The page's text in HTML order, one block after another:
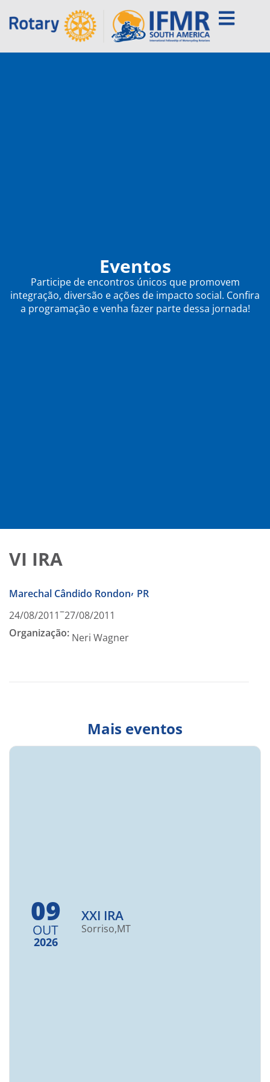
Eventos
Participe de encontros únicos que promovem
integração, diversão e ações de impacto social. Confira
a programação e venha fazer parte dessa jornada!
VI IRA
Marechal Cândido Rondon, PR
24/08/2011–27/08/2011
Organização: Neri Wagner
Mais eventos
09
OUT
2026
XXI IRA
Sorriso,MT